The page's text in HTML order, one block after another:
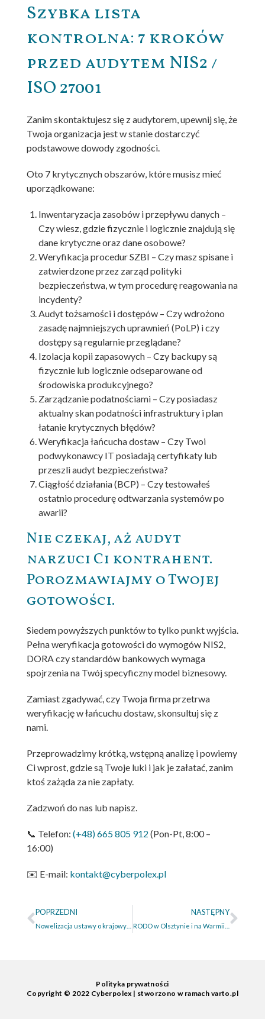
Szybka lista
kontrolna: 7 kroków
przed audytem NIS2 /
ISO 27001
Zanim skontaktujesz się z audytorem, upewnij się, że
Twoja organizacja jest w stanie dostarczyć
podstawowe dowody zgodności.
Oto 7 krytycznych obszarów, które musisz mieć
uporządkowane:
Inwentaryzacja zasobów i przepływu danych –
Czy wiesz, gdzie fizycznie i logicznie znajdują się
dane krytyczne oraz dane osobowe?
Weryfikacja procedur SZBI – Czy masz spisane i
zatwierdzone przez zarząd polityki
bezpieczeństwa, w tym procedurę reagowania na
incydenty?
Audyt tożsamości i dostępów – Czy wdrożono
zasadę najmniejszych uprawnień (PoLP) i czy
dostępy są regularnie przeglądane?
Izolacja kopii zapasowych – Czy backupy są
fizycznie lub logicznie odseparowane od
środowiska produkcyjnego?
Zarządzanie podatnościami – Czy posiadasz
aktualny skan podatności infrastruktury i plan
łatanie krytycznych błędów?
Weryfikacja łańcucha dostaw – Czy Twoi
podwykonawcy IT posiadają certyfikaty lub
przeszli audyt bezpieczeństwa?
Ciągłość działania (BCP) – Czy testowałeś
ostatnio procedurę odtwarzania systemów po
awarii?
Nie czekaj, aż audyt
narzuci Ci kontrahent.
Porozmawiajmy o Twojej
gotowości.
Siedem powyższych punktów to tylko punkt wyjścia.
Pełna weryfikacja gotowości do wymogów NIS2,
DORA czy standardów bankowych wymaga
spojrzenia na Twój specyficzny model biznesowy.
Zamiast zgadywać, czy Twoja firma przetrwa
weryfikację w łańcuchu dostaw, skonsultuj się z
nami.
Przeprowadzimy krótką, wstępną analizę i powiemy
Ci wprost, gdzie są Twoje luki i jak je załatać, zanim
ktoś zażąda za nie zapłaty.
Zadzwoń do nas lub napisz.
📞 Telefon: (+48) 665 805 912 (Pon-Pt, 8:00 –
16:00)
✉️ E-mail: kontakt@cyberpolex.pl
POPRZEDNI NASTĘPNY
Polityka prywatności
Copyright © 2022 Cyberpolex | stworzono w ramach varto.pl